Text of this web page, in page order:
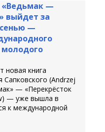
«Ведьмак —
выйдет за
—
новая книга
(Andrzej
— «Перекрёсток
— уже вышла в
к международной